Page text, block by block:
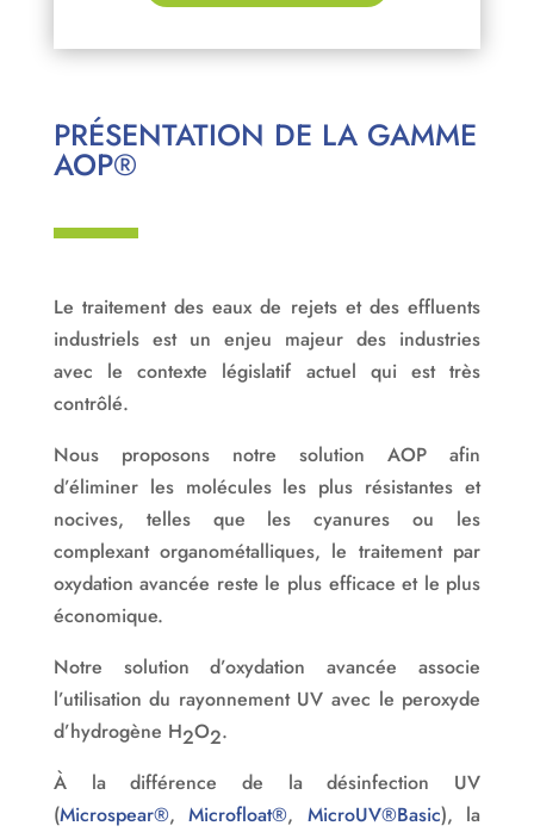
PRÉSENTATION DE LA GAMME
AOP®
Le traitement des eaux de rejets et des effluents
industriels est un enjeu majeur des industries
avec le contexte législatif actuel qui est très
contrôlé.
Nous proposons notre solution AOP afin
d’éliminer les molécules les plus résistantes et
nocives, telles que les cyanures ou les
complexant organométalliques, le traitement par
oxydation avancée reste le plus efficace et le plus
économique.
Notre solution d’oxydation avancée associe
l’utilisation du rayonnement UV avec le peroxyde
d’hydrogène H2O2.
À la différence de la désinfection UV
(Microspear®,Microfloat®, MicroUV®Basic), la